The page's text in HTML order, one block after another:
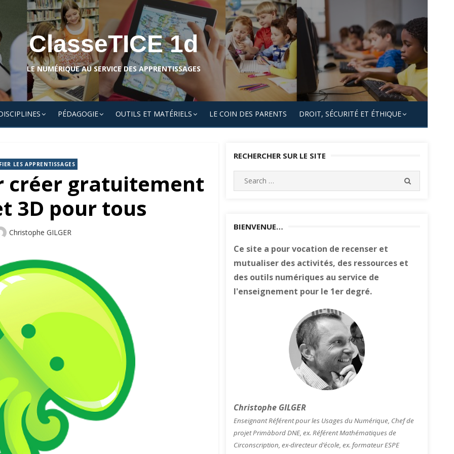
ClasseTICE 1d
LE NUMÉRIQUE AU SERVICE DES APPRENTISSAGES
PÉDAGOGIE OUTILS ET MATÉRIELS LE COIN DES PARENTS DROIT, SÉCURITÉ ET ÉTHIQUE
LES APPRENTISSAGES
créer gratuitement
3D pour tous
Author
Christophe GILGER
RECHERCHER SUR LE SITE
Search
for:
BIENVENUE…
Ce site a pour vocation de recenser et
mutualiser des activités, des ressources et
des outils numériques au service de
l'enseignement pour le 1er degré.
Christophe GILGER
Enseignant Référent pour les Usages du Numérique, Chef de
projet Primàbord DNE, ex. Référent Mathématiques de
Circonscription, ex-directeur d’école, ex. formateur ESPE